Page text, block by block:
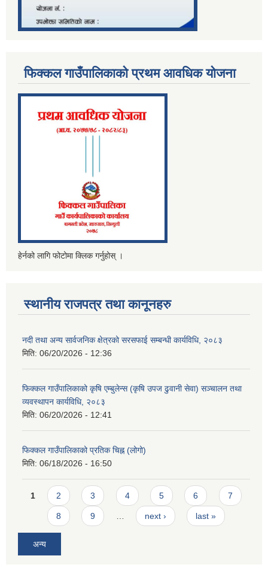
फिक्कल गाउँपालिकाको प्रथम आवधिक योजना
हेर्नको लागि फोटोमा क्लिक गर्नुहोस् ।
स्थानीय राजपत्र तथा कानूनहरु
नदी तथा अन्य सार्वजनिक क्षेत्रको सरसफाई सम्बन्धी कार्यविधि, २०८३
मिति: 06/20/2026 - 12:36
फिक्कल गाउँपालिकाको कृषि एम्बुलेन्स (कृषि उपज ढुवानी सेवा) सञ्चालन तथा
व्यवस्थापन कार्यविधि, २०८३
मिति: 06/20/2026 - 12:41
फिक्कल गाउँपालिकाको प्रतिक चिह्न (लोगो)
मिति: 06/18/2026 - 16:50
Pages
1 2 3 4 5 6 7
8 9 … next › last »
अन्य